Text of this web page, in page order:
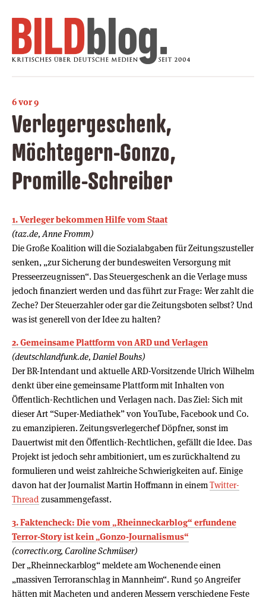
6 vor 9
Verlegergeschenk,
Möchtegern-Gonzo,
Promille-Schreiber
1. Verleger bekommen Hilfe vom Staat
(taz.de, Anne Fromm)
Die Große Koalition will die Sozialabgaben für Zeitungszusteller
senken, „zur Sicherung der bundesweiten Versorgung mit
Presseerzeugnissen“. Das Steuergeschenk an die Verlage muss
jedoch finanziert werden und das führt zur Frage: Wer zahlt die
Zeche? Der Steuerzahler oder gar die Zeitungsboten selbst? Und
was ist generell von der Idee zu halten?
2. Gemeinsame Plattform von ARD und Verlagen
(deutschlandfunk.de, Daniel Bouhs)
Der BR-Intendant und aktuelle ARD-Vorsitzende Ulrich Wilhelm
denkt über eine gemeinsame Plattform mit Inhalten von
Öffentlich-Rechtlichen und Verlagen nach. Das Ziel: Sich mit
dieser Art “Super-Mediathek” von YouTube, Facebook und Co.
zu emanzipieren. Zeitungsverlegerchef Döpfner, sonst im
Dauertwist mit den Öffentlich-Rechtlichen, gefällt die Idee. Das
Projekt ist jedoch sehr ambitioniert, um es zurückhaltend zu
formulieren und weist zahlreiche Schwierigkeiten auf. Einige
davon hat der Journalist Martin Hoffmann in einemTwitter-
Thread zusammengefasst.
3. Faktencheck: Die vom „Rheinneckarblog“ erfundene
Terror-Story ist kein „Gonzo-Journalismus“
(correctiv.org, Caroline Schmüser)
Der „Rheinneckarblog“ meldete am Wochenende einen
„massiven Terroranschlag in Mannheim“. Rund 50 Angreifer
hätten mit Macheten und anderen Messern verschiedene Feste